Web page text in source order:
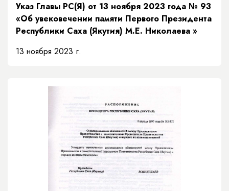
Указ Главы РС(Я) от 13 ноября 2023 года № 93
«Об увековечении памяти Первого Президента
Республики Саха (Якутия) М.Е. Николаева »
13 ноября 2023 г.